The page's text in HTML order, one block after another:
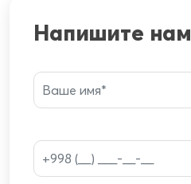
Напишите нам